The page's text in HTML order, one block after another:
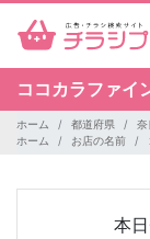
ココカラファイ
ホーム 都道府県 奈
ホーム
お店の名前
本